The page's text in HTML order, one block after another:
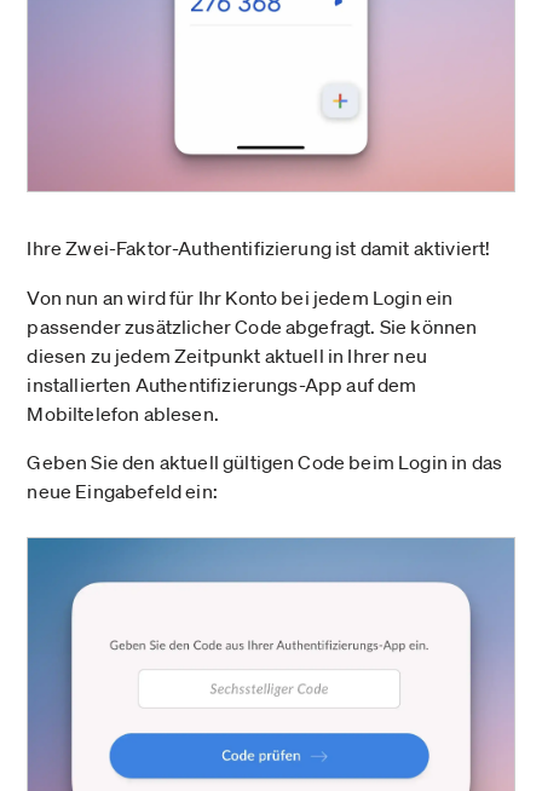
Ihre Zwei-Faktor-Authentifizierung ist damit aktiviert!
Von nun an wird für Ihr Konto bei jedem Login ein
passender zusätzlicher Code abgefragt. Sie können
diesen zu jedem Zeitpunkt aktuell in Ihrer neu
installierten Authentifizierungs-App auf dem
Mobiltelefon ablesen.
Geben Sie den aktuell gültigen Code beim Login in das
neue Eingabefeld ein: